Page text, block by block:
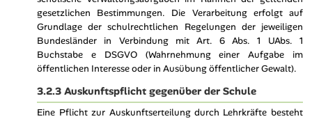
gesetzlichen Bestimmungen. Die Verarbeitung erfolgt auf
Grundlage der schulrechtlichen Regelungen der jeweiligen
Bundesländer in Verbindung mit Art. 6 Abs. 1 UAbs. 1
Buchstabe e DSGVO (Wahrnehmung einer Aufgabe im
öffentlichen Interesse oder in Ausübung öffentlicher Gewalt).
3.2.3 Auskunftspflicht gegenüber der Schule
Eine Pflicht zur Auskunftserteilung durch Lehrkräfte besteht